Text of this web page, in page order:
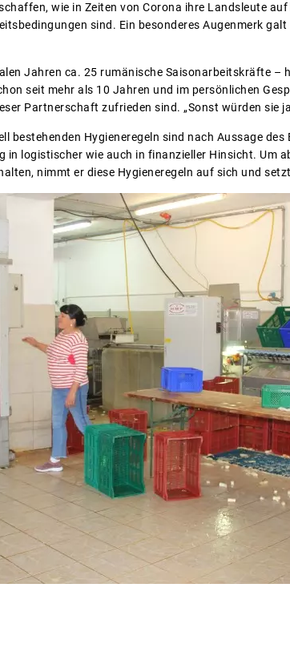
wie in Zeiten von Corona ihre Landsleute
sind. Ein besonderes Augenmerk
Jahren ca. 25 rumänische Saisonarbeitskräfte –
seit mehr als 10 Jahren und im persönlichen
Partnerschaft zufrieden sind. „Sonst würden sie
bestehenden Hygieneregeln sind nach Aussage
in logistischer wie auch in finanzieller Hinsicht. Um
nimmt er diese Hygieneregeln auf sich und